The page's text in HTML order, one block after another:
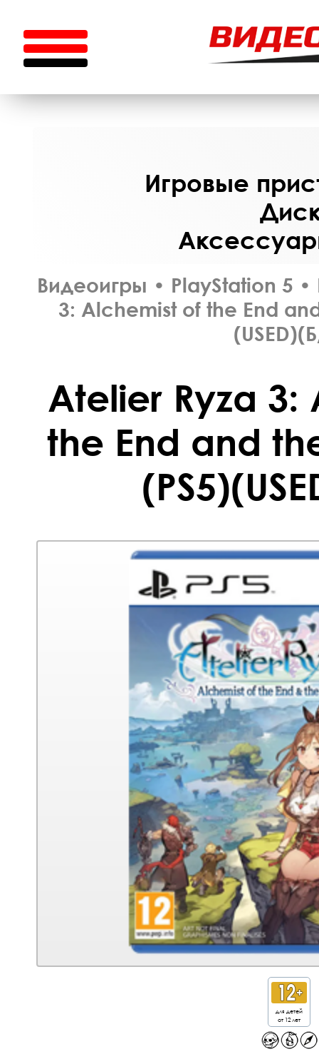
Игровые
Видеоигры • PlayStation 5 •
3: Alchemist of the End
Atelier Ryza 3:
the End and
для детей
от 12 лет